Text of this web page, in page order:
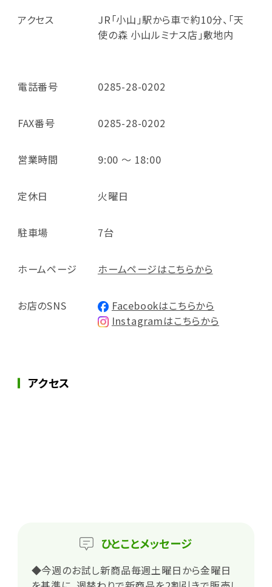
アクセス
JR「小山」駅から車で約10分、「天
使の森 小山ルミナス店」敷地内
電話番号 0285-28-0202
FAX番号 0285-28-0202
営業時間 9:00 ～ 18:00
定休日 火曜日
駐車場 7台
ホームページ ホームページはこちらから
お店のSNS
Facebookはこちらから
Instagramはこちらから
アクセス
ひとことメッセージ
◆今週のお試し新商品毎週土曜日から金曜日